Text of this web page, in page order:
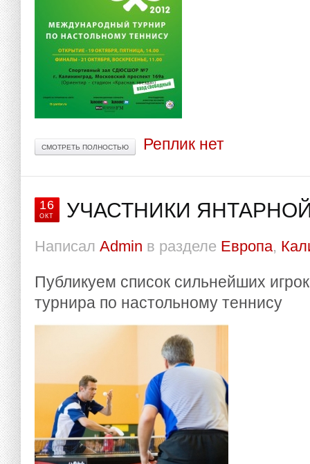
СМОТРЕТЬ ПОЛНОСТЬЮ Реплик нет
16
ОКТ УЧАСТНИКИ ЯНТАРНОЙ
Написал Admin в разделе Европа,
Публикуем список сильнейших
турнира по настольному теннису